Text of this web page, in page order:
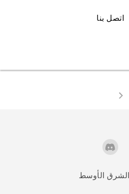
اتصل بنا
الشرق الأوسط